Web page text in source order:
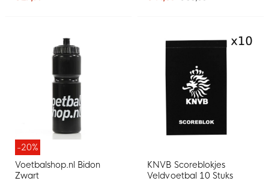
-20%
Voetbalshop.nl Bidon
Zwart
KNVB Scoreblokjes
Veldvoetbal 10 Stuks